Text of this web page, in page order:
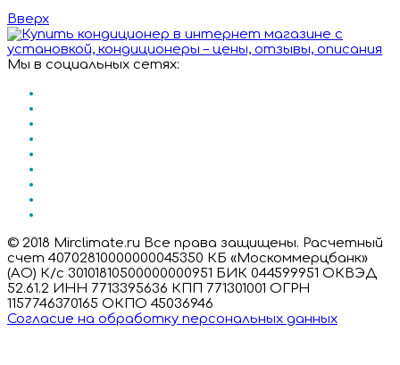
Вверх
Мы в социальных сетях:
© 2018 Mirclimate.ru Все права защищены. Расчетный
счет 40702810000000045350 КБ «Москоммерцбанк»
(АО) К/с 30101810500000000951 БИК 044599951 ОКВЭД
52.61.2 ИНН 7713395636 КПП 771301001 ОГРН
1157746370165 ОКПО 45036946
Согласие на обработку персональных данных